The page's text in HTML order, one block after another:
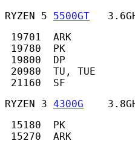
RYZEN 5 5500GT
19701  ARK
19780  PK
19800  DP
20980  TU, TUE
21160  SF
RYZEN 3 4300G
15180  PK
15270  ARK